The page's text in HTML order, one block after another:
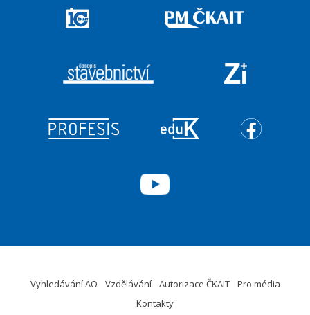
Vyhledávání AO Vzdělávání Autorizace ČKAIT
Pro média
Kontakty